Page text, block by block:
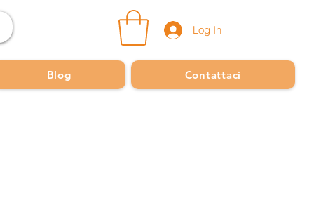
Log In
Blog Contattaci